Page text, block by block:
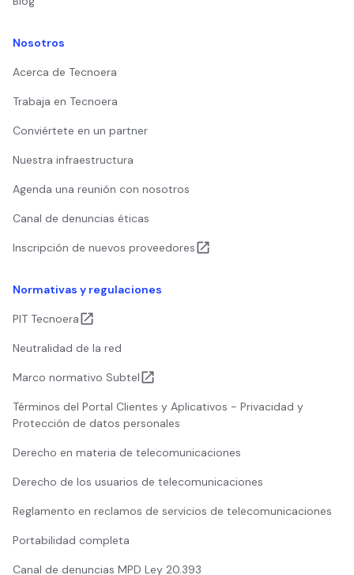
Nosotros
Acerca de Tecnoera
Trabaja en Tecnoera
Conviértete en un partner
Nuestra infraestructura
Agenda una reunión con nosotros
Canal de denuncias éticas
Inscripción de nuevos proveedores
Normativas y regulaciones
PIT Tecnoera
Neutralidad de la red
Marco normativo Subtel
Términos del Portal Clientes y Aplicativos - Privacidad y
Protección de datos personales
Derecho en materia de telecomunicaciones
Derecho de los usuarios de telecomunicaciones
Reglamento en reclamos de servicios de telecomunicaciones
Portabilidad completa
Canal de denuncias MPD Ley 20.393